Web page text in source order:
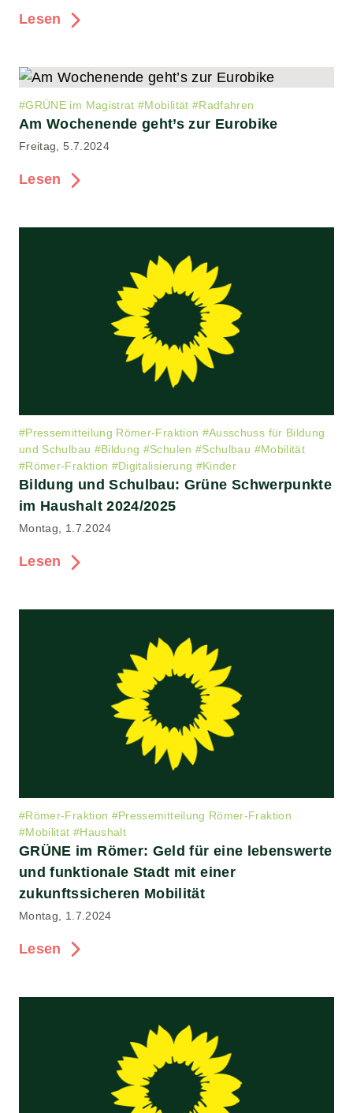
Lesen
#GRÜNE im Magistrat #Mobilität #Radfahren
Am Wochenende geht’s zur Eurobike
Freitag, 5.7.2024
Lesen
#Pressemitteilung Römer-Fraktion #Ausschuss für Bildung
und Schulbau #Bildung #Schulen #Schulbau #Mobilität
#Römer-Fraktion #Digitalisierung #Kinder
Bildung und Schulbau: Grüne Schwerpunkte
im Haushalt 2024/2025
Montag, 1.7.2024
Lesen
#Römer-Fraktion #Pressemitteilung Römer-Fraktion
#Mobilität #Haushalt
GRÜNE im Römer: Geld für eine lebenswerte
und funktionale Stadt mit einer
zukunftssicheren Mobilität
Montag, 1.7.2024
Lesen